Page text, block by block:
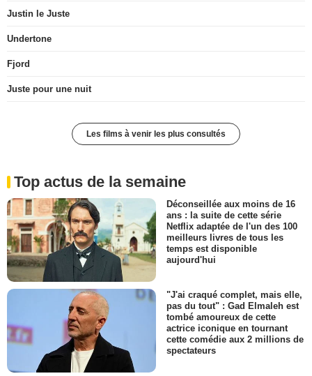
Justin le Juste
Undertone
Fjord
Juste pour une nuit
Les films à venir les plus consultés
Top actus de la semaine
Déconseillée aux moins de 16
ans : la suite de cette série
Netflix adaptée de l'un des 100
meilleurs livres de tous les
temps est disponible
aujourd'hui
"J'ai craqué complet, mais elle,
pas du tout" : Gad Elmaleh est
tombé amoureux de cette
actrice iconique en tournant
cette comédie aux 2 millions de
spectateurs